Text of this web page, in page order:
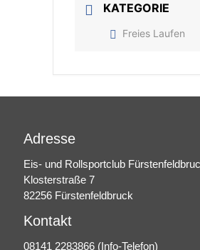
KATEGORIE
Freies Laufen
Adresse
Eis- und Rollsportclub
Klosterstraße 7
82256 Fürstenfeldbruck
Kontakt
08141 2283866 (Info-Telefon)